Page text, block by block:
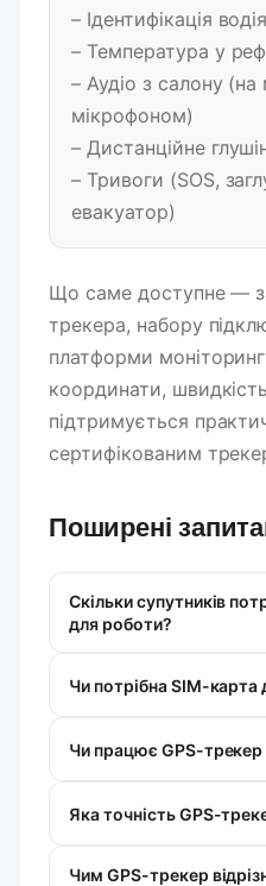
– Ідентифікація
– Температура у
– Аудіо з салону
мікрофоном)
– Дистанційне
– Тривоги (SOS,
евакуатор)
Що саме доступне —
трекера, набору
платформи
координати,
підтримується
сертифікованим
Поширені
Скільки супутників
для роботи?
Чи потрібна SIM-карта
Чи працює GPS-трекер
Яка точність GPS-
Чим GPS-трекер